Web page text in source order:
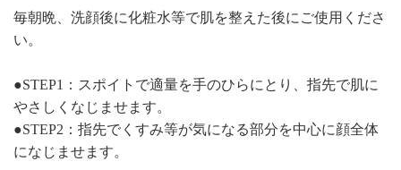
毎朝晩、洗顔後に化粧水等で肌を整えた後にご使用くださ
い。
●STEP1：スポイトで適量を手のひらにとり、指先で肌に
やさしくなじませます。
●STEP2：指先でくすみ等が気になる部分を中心に顔全体
になじませます。